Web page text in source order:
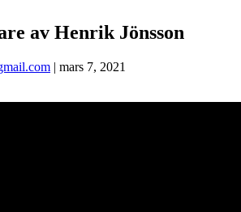
av Henrik Jönsson
| mars 7, 2021